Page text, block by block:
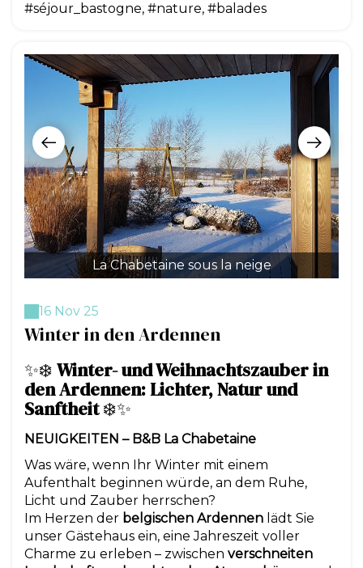
#séjour_bastogne, #nature, #balades
La Chabetaine sous la neige
16 Nov 25
Winter in den Ardennen
✨❄️ Winter- und Weihnachtszauber in
den Ardennen: Lichter, Natur und
Sanftheit❄️✨
NEUIGKEITEN – B&B La Chabetaine
Was wäre, wenn Ihr Winter mit einem
Aufenthalt beginnen würde, an dem Ruhe,
Licht und Zauber herrschen?
Im Herzen der belgischen Ardennen lädt Sie
unser Gästehaus ein, eine Jahreszeit voller
Charme zu erleben – zwischen verschneiten